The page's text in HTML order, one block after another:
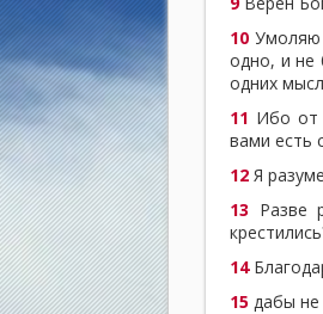
10 Умоляю
одно, и не
одних
11 Ибо от
вами есть
12 Я
13 Разве
14
15 дабы не